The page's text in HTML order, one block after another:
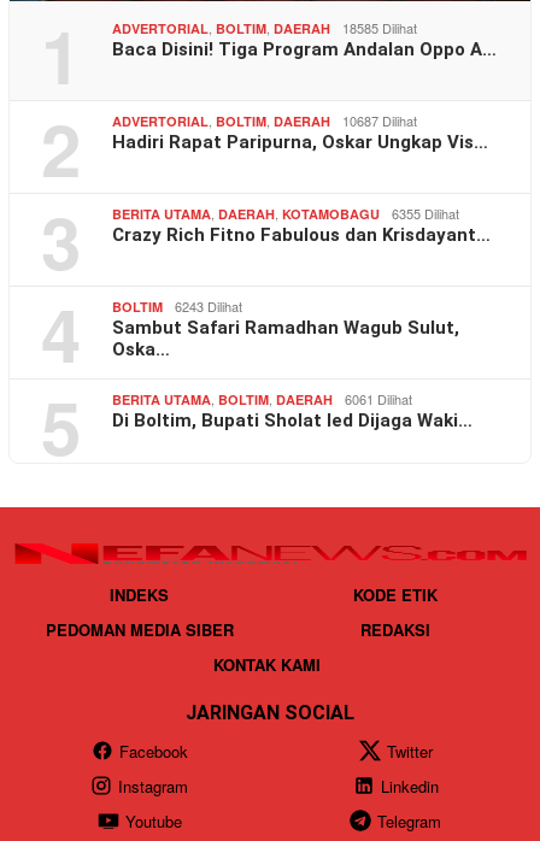
1 ADVERTORIAL BOLTIM DAERAH 18585 Dilihat
Baca Disini! Tiga Program Andalan Oppo A…
2 ADVERTORIAL BOLTIM DAERAH 10687 Dilihat
Hadiri Rapat Paripurna, Oskar Ungkap Vis…
3 BERITA UTAMA DAERAH KOTAMOBAGU 6355 Dilihat
Crazy Rich Fitno Fabulous dan Krisdayant…
4 BOLTIM 6243 Dilihat
Sambut Safari Ramadhan Wagub Sulut,
Oska…
5 BERITA UTAMA BOLTIM DAERAH 6061 Dilihat
Di Boltim, Bupati Sholat Ied Dijaga Waki…
INDEKS
KODE ETIK
PEDOMAN MEDIA SIBER
REDAKSI
KONTAK KAMI
JARINGAN SOCIAL
Facebook
Twitter
Instagram
Linkedin
Youtube
Telegram